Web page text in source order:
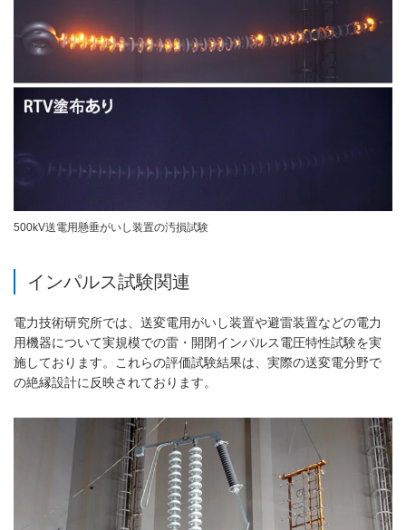
500kV送電用懸垂がいし装置の汚損試験
インパルス試験関連
電力技術研究所では、送変電用がいし装置や避雷装置などの電力
用機器について実規模での雷・開閉インパルス電圧特性試験を実
施しております。これらの評価試験結果は、実際の送変電分野で
の絶縁設計に反映されております。